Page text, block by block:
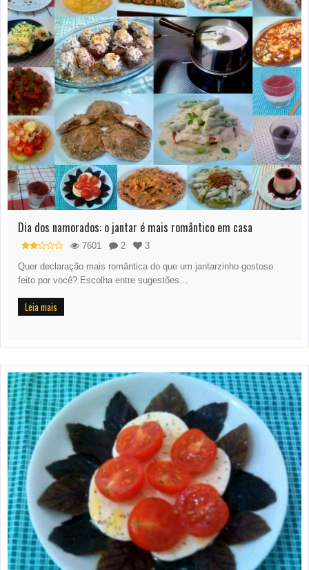
Dia dos namorados: o jantar é mais romântico em casa
7601 2
3
Quer declaração mais romântica do que um jantarzinho gostoso
feito por você? Escolha entre sugestões…
Leia mais